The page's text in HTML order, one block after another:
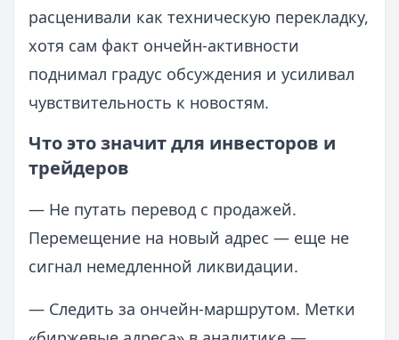
расценивали как техническую перекладку,
хотя сам факт ончейн-активности
поднимал градус обсуждения и усиливал
чувствительность к новостям.
Что это значит для инвесторов и
трейдеров
— Не путать перевод с продажей.
Перемещение на новый адрес — еще не
сигнал немедленной ликвидации.
— Следить за ончейн-маршрутом. Метки